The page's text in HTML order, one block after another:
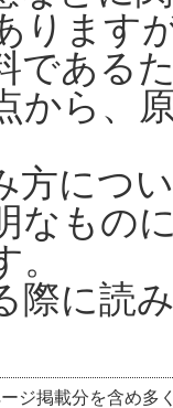
ります
である
から、
方につ
なもの
際に読
ジ掲載分を含め多